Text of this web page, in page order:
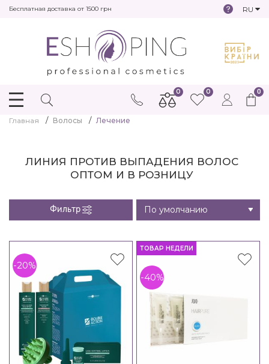
Бесплатная доставка от 1500 грн RU
0
0 0
Главная Волосы Лечение
ЛИНИЯ ПРОТИВ ВЫПАДЕНИЯ ВОЛОС
ОПТОМ И В РОЗНИЦУ
Фильтр
-20%
ТОВАР НЕДЕЛИ
-40%